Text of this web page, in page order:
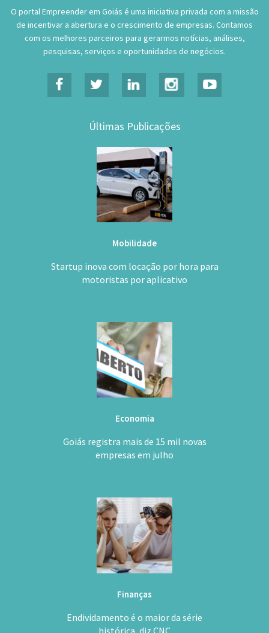
O portal Empreender em Goiás é uma iniciativa privada com a missão
de incentivar a abertura e o crescimento de empresas. Contamos
com os melhores parceiros para gerarmos notícias, análises,
pesquisas, serviços e oportunidades de negócios.
Últimas Publicações
Mobilidade
Startup inova com locação por hora para
motoristas por aplicativo
Economia
Goiás registra mais de 15 mil novas
empresas em julho
Finanças
Endividamento é o maior da série
histórica, diz CNC